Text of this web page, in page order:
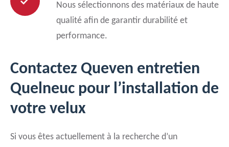
Nous sélectionnons des matériaux de haute
qualité afin de garantir durabilité et
performance.
Contactez Queven entretien
Quelneuc pour l’installation de
votre velux
Si vous êtes actuellement à la recherche d’un